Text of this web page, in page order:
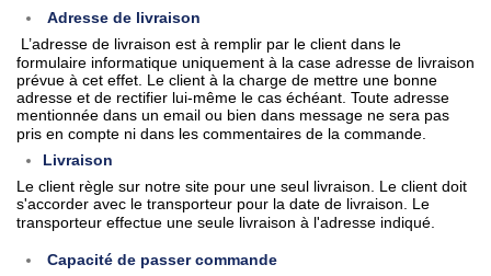
Adresse de livraison
L’adresse de livraison est à remplir par le client dans le
formulaire informatique uniquement à la case adresse de livraison
prévue à cet effet. Le client à la charge de mettre une bonne
adresse et de rectifier lui-même le cas échéant. Toute adresse
mentionnée dans un email ou bien dans message ne sera pas
pris en compte ni dans les commentaires de la commande.
Livraison
Le client règle sur notre site pour une seul livraison. Le client doit
s'accorder avec le transporteur pour la date de livraison. Le
transporteur effectue une seule livraison à l'adresse indiqué.
Capacité de passer commande